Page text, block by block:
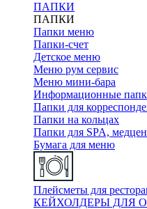
ПАПКИ
ПАПКИ
Папки меню
Папки-счет
Детское меню
Меню рум сервис
Меню мини-бара
Информационные
Папки для
Папки на кольцах
Папки для SPA,
Бумага для меню
Плейсметы для
КЕЙХОЛДЕРЫ ДЛЯ